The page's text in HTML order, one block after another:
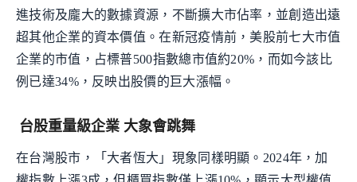
進技術及龐大的數據資源，不斷擴大市佔率，並創造出遠
超其他企業的資本價值。在新冠疫情前，美股前七大市值
企業的市值，占標普500指數總市值約20%，而如今該比
例已達34%，反映出股價的巨大漲幅。
台股重量級企業 大象會跳舞
在台灣股市，「大者恆大」現象同樣明顯。2024年，加